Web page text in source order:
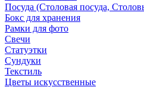
Посуда (Столовая посуда,
Бокс для хранения
Рамки для фото
Свечи
Статуэтки
Сундуки
Текстиль
Цветы искусственные